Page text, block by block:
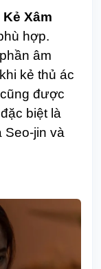
Kẻ Xâm
hợp.
âm
kẻ thủ ác
được
biệt là
Seo-jin và